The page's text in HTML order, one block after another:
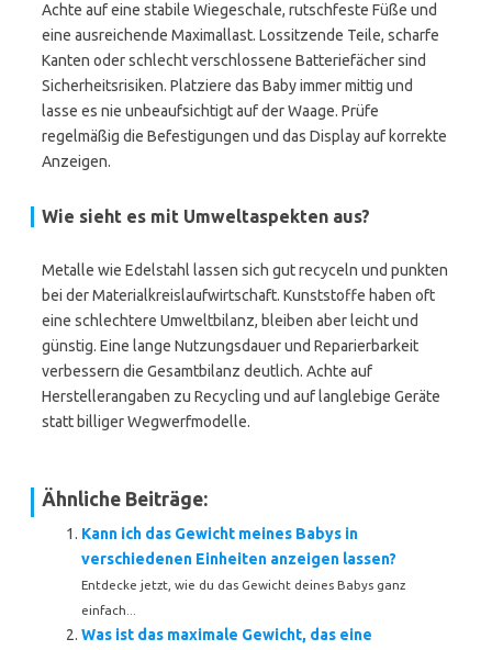
Achte auf eine stabile Wiegeschale, rutschfeste Füße und
eine ausreichende Maximallast. Lossitzende Teile, scharfe
Kanten oder schlecht verschlossene Batteriefächer sind
Sicherheitsrisiken. Platziere das Baby immer mittig und
lasse es nie unbeaufsichtigt auf der Waage. Prüfe
regelmäßig die Befestigungen und das Display auf korrekte
Anzeigen.
Wie sieht es mit Umweltaspekten aus?
Metalle wie Edelstahl lassen sich gut recyceln und punkten
bei der Materialkreislaufwirtschaft. Kunststoffe haben oft
eine schlechtere Umweltbilanz, bleiben aber leicht und
günstig. Eine lange Nutzungsdauer und Reparierbarkeit
verbessern die Gesamtbilanz deutlich. Achte auf
Herstellerangaben zu Recycling und auf langlebige Geräte
statt billiger Wegwerfmodelle.
Ähnliche Beiträge:
Kann ich das Gewicht meines Babys in
verschiedenen Einheiten anzeigen lassen?
Entdecke jetzt, wie du das Gewicht deines Babys ganz
einfach...
Was ist das maximale Gewicht, das eine